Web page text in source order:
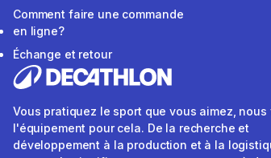
Comment faire une commande
en ligne?
Échange et retour
Vous pratiquez le sport que vous aimez,
l'équipement pour cela. De la recherche et
développement à la production et à la